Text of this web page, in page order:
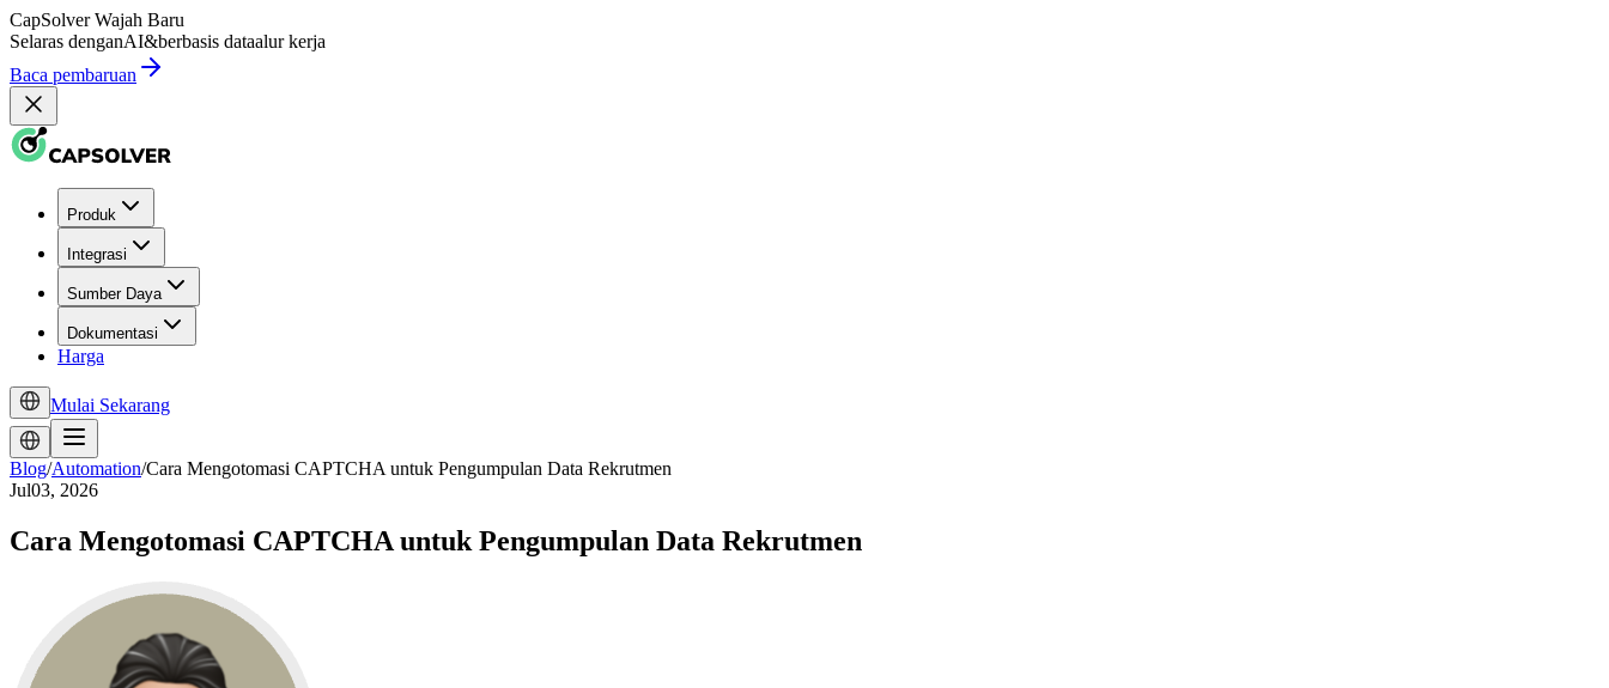
CapSolver Wajah Baru
Selaras denganAI&berbasis dataalur kerja
Baca pembaruan
Produk
Integrasi
Sumber Daya
Dokumentasi
Harga
Mulai Sekarang
Blog/Automation/Cara Mengotomasi CAPTCHA untuk Pengumpulan Data Rekrutmen
Jul03, 2026
Cara Mengotomasi CAPTCHA untuk Pengumpulan Data Rekrutmen